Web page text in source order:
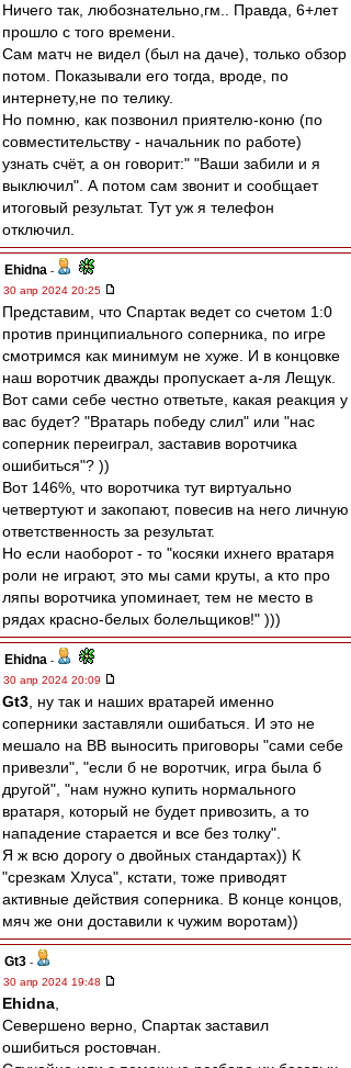
Ничего так, любознательно,гм.. Правда, 6+лет
прошло с того времени.
Сам матч не видел (был на даче), только обзор
потом. Показывали его тогда, вроде, по
интернету,не по телику.
Но помню, как позвонил приятелю-коню (по
совместительству - начальник по работе)
узнать счёт, а он говорит:" "Ваши забили и я
выключил". А потом сам звонит и сообщает
итоговый результат. Тут уж я телефон
отключил.
Ehidna -
30 апр 2024 20:25
Представим, что Спартак ведет со счетом 1:0
против принципиального соперника, по игре
смотримся как минимум не хуже. И в концовке
наш воротчик дважды пропускает а-ля Лещук.
Вот сами себе честно ответьте, какая реакция у
вас будет? "Вратарь победу слил" или "нас
соперник переиграл, заставив воротчика
ошибиться"? ))
Вот 146%, что воротчика тут виртуально
четвертуют и закопают, повесив на него личную
ответственность за результат.
Но если наоборот - то "косяки ихнего вратаря
роли не играют, это мы сами круты, а кто про
ляпы воротчика упоминает, тем не место в
рядах красно-белых болельщиков!" )))
Ehidna -
30 апр 2024 20:09
Gt3 , ну так и наших вратарей именно
соперники заставляли ошибаться. И это не
мешало на ВВ выносить приговоры "сами себе
привезли", "если б не воротчик, игра была б
другой", "нам нужно купить нормального
вратаря, который не будет привозить, а то
нападение старается и все без толку".
Я ж всю дорогу о двойных стандартах)) К
"срезкам Хлуса", кстати, тоже приводят
активные действия соперника. В конце концов,
мяч же они доставили к чужим воротам))
Gt3 -
30 апр 2024 19:48
Ehidna
Севершено верно, Спартак заставил
ошибиться ростовчан.